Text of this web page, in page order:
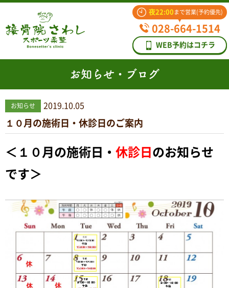
夜22:00 まで営業(予約優先)
028-664-1514
WEB予約はコチラ
お知らせ・ブログ
お知らせ 2019.10.05
１０月の施術日・休診日のご案内
＜１０ 月の施術日・ 休診日 のお知らせ
です＞